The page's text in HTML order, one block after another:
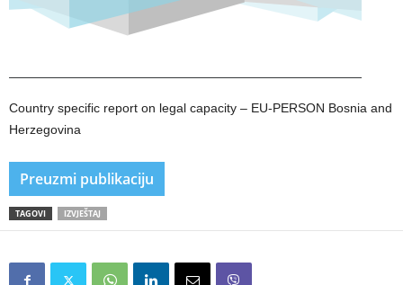
Country specific report on legal capacity – EU-PERSON Bosnia and
Herzegovina
Preuzmi publikaciju
TAGOVI IZVJEŠTAJ